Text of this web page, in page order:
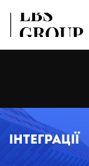
Інтеграції